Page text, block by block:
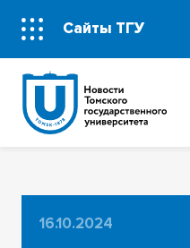
Сайты ТГУ
16.10.2024